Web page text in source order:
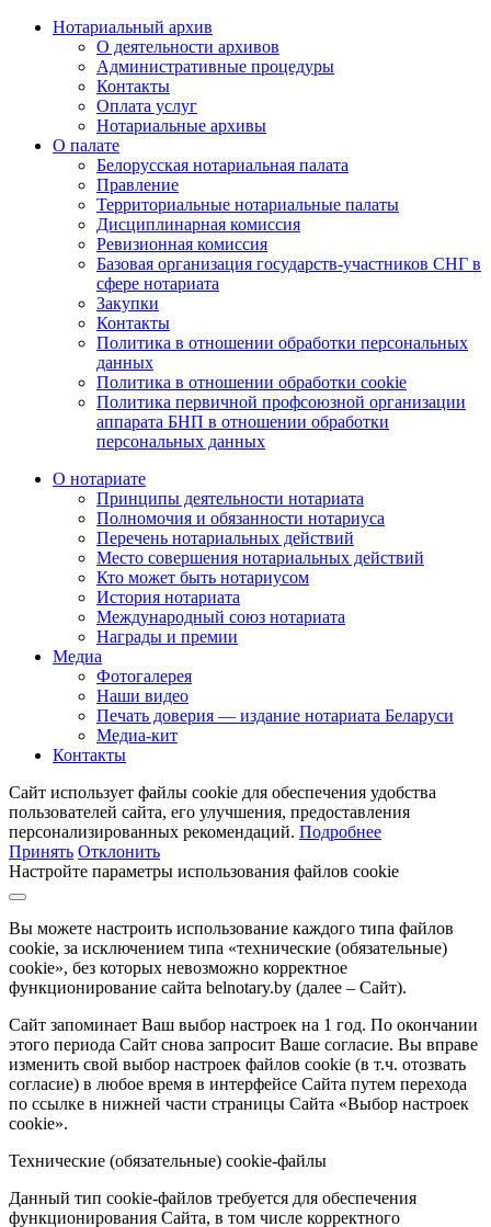
Нотариальный архив
О деятельности архивов
Административные процедуры
Контакты
Оплата услуг
Нотариальные архивы
О палате
Белорусская нотариальная палата
Правление
Территориальные нотариальные палаты
Дисциплинарная комиссия
Ревизионная комиссия
Базовая организация государств-участников СНГ в
сфере нотариата
Закупки
Контакты
Политика в отношении обработки персональных
данных
Политика в отношении обработки cookie
Политика первичной профсоюзной организации
аппарата БНП в отношении обработки
персональных данных
О нотариате
Принципы деятельности нотариата
Полномочия и обязанности нотариуса
Перечень нотариальных действий
Место совершения нотариальных действий
Кто может быть нотариусом
История нотариата
Международный союз нотариата
Награды и премии
Медиа
Фотогалерея
Наши видео
Печать доверия — издание нотариата Беларуси
Медиа-кит
Контакты
Сайт использует файлы cookie для обеспечения удобства
пользователей сайта, его улучшения, предоставления
персонализированных рекомендаций. Подробнее
Принять Отклонить
Настройте параметры использования файлов cookie
Вы можете настроить использование каждого типа файлов
cookie, за исключением типа «технические (обязательные)
cookie», без которых невозможно корректное
функционирование сайта belnotary.by (далее – Сайт).
Сайт запоминает Ваш выбор настроек на 1 год. По окончании
этого периода Сайт снова запросит Ваше согласие. Вы вправе
изменить свой выбор настроек файлов cookie (в т.ч. отозвать
согласие) в любое время в интерфейсе Сайта путем перехода
по ссылке в нижней части страницы Сайта «Выбор настроек
cookie».
Технические (обязательные) cookie-файлы
Данный тип cookie-файлов требуется для обеспечения
функционирования Сайта, в том числе корректного